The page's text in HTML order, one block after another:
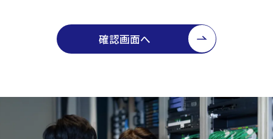
確認画面へ